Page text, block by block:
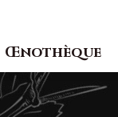
Œnothèque